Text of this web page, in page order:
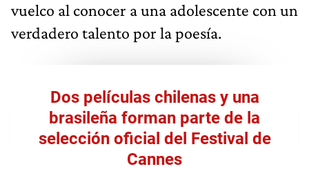
vuelco al conocer a una adolescente con un
verdadero talento por la poesía.
Dos películas chilenas y una
brasileña forman parte de la
selección oficial del Festival de
Cannes